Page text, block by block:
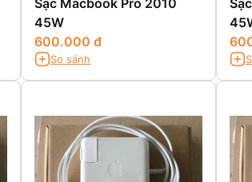
Sạc Macbook Pro 2010
45W
600.000 đ
So sánh